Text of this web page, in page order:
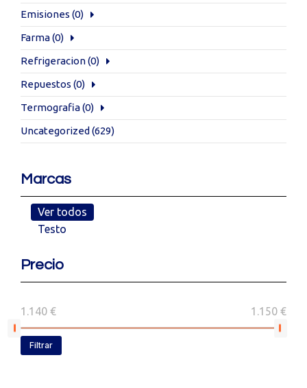
Emisiones (0)
Farma(0)
Refrigeracion(0)
Repuestos (0)
Termografia(0)
Uncategorized (629)
Marcas
Ver todos
Testo
Precio
1.140 € 1.150 €
Filtrar